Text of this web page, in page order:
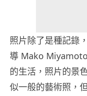
照片除了是種記錄
導 Mako
的生活，照片的景
似一般的藝術照，